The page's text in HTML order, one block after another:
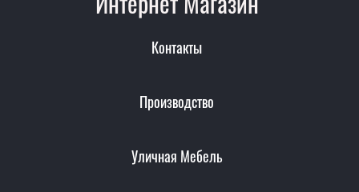
Контакты
Производство
Уличная Мебель